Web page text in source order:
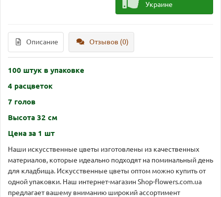
Украине
Описание Отзывов (0)
100 штук в упаковке
4 расцветок
7 голов
Высота 32 см
Цена за 1 шт
Наши искусственные цветы изготовлены из качественных
материалов, которые идеально подходят на поминальный день
для кладбища. Искусственные цветы оптом можно купить от
одной упаковки. Наш интернет-магазин Shop-flowers.com.ua
предлагает вашему вниманию широкий ассортимент